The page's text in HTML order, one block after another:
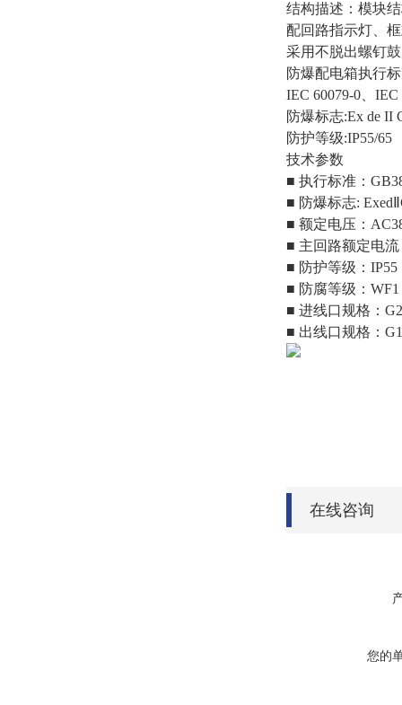
结构描述：模块
配回路指示灯、
采用不脱出螺钉
防爆配电箱执行
IEC 60079-0、
防爆标志:Ex de II
防护等级:IP55/65
技术参数
■ 执行标准：
■ 防爆标志:
■ 额定电压：
■ 主回路额定电
■ 防护等级：IP55
■ 防腐等级：WF1
■ 进线口规格：
■ 出线口规格：
在线咨询
您的